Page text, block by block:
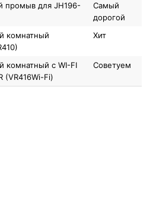
промыв для JH196-
Самый
дорогой
комнатный
Хит
комнатный с WI-FI
(VR416Wi-Fi)
Советуем